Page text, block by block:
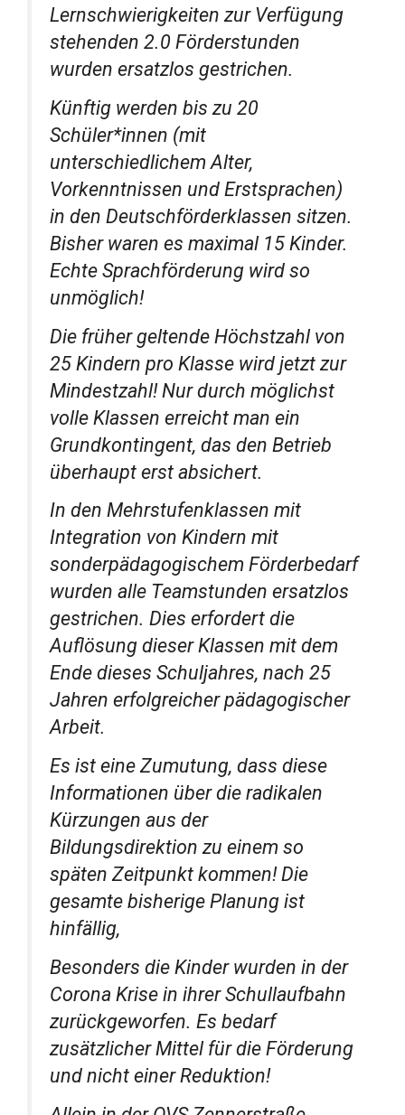
Lernschwierigkeiten zur Verfügung
stehenden 2.0 Förderstunden
wurden ersatzlos gestrichen.
Künftig werden bis zu 20
Schüler*innen (mit
unterschiedlichem Alter,
Vorkenntnissen und Erstsprachen)
in den Deutschförderklassen sitzen.
Bisher waren es maximal 15 Kinder.
Echte Sprachförderung wird so
unmöglich!
Die früher geltende Höchstzahl von
25 Kindern pro Klasse wird jetzt zur
Mindestzahl! Nur durch möglichst
volle Klassen erreicht man ein
Grundkontingent, das den Betrieb
überhaupt erst absichert.
In den Mehrstufenklassen mit
Integration von Kindern mit
sonderpädagogischem Förderbedarf
wurden alle Teamstunden ersatzlos
gestrichen. Dies erfordert die
Auflösung dieser Klassen mit dem
Ende dieses Schuljahres, nach 25
Jahren erfolgreicher pädagogischer
Arbeit.
Es ist eine Zumutung, dass diese
Informationen über die radikalen
Kürzungen aus der
Bildungsdirektion zu einem so
späten Zeitpunkt kommen! Die
gesamte bisherige Planung ist
hinfällig,
Besonders die Kinder wurden in der
Corona Krise in ihrer Schullaufbahn
zurückgeworfen. Es bedarf
zusätzlicher Mittel für die Förderung
und nicht einer Reduktion!